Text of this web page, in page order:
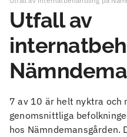
Utfall av
7 av 10 är helt nyktra och
genomsnittliga
hos